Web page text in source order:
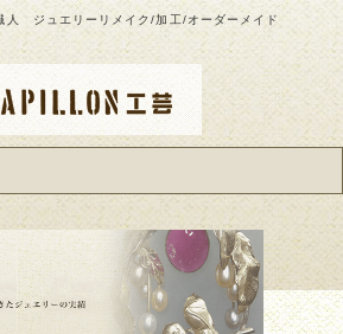
人 ジュエリーリメイク/加工/オーダーメイド